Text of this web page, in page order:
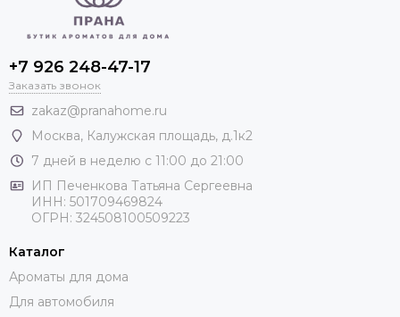
+7 926 248-47-17
Заказать звонок
zakaz@pranahome.ru
Москва, Калужская площадь, д.1к2
7 дней в неделю с 11:00 до 21:00
ИП Печенкова Татьяна Сергеевна
ИНН: 501709469824
ОГРН: 324508100509223
Каталог
Ароматы для дома
Для автомобиля